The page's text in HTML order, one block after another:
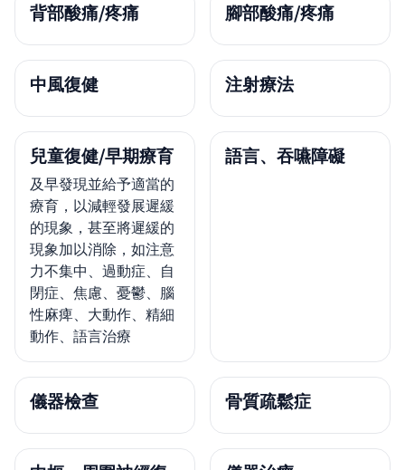
背部酸痛/疼痛 腳部酸痛/疼痛
中風復健 注射療法
兒童復健/早期療育
及早發現並給予適當的
療育，以減輕發展遲緩
的現象，甚至將遲緩的
現象加以消除，如注意
力不集中、過動症、自
閉症、焦慮、憂鬱、腦
性麻痺、大動作、精細
動作、語言治療
語言、吞嚥障礙
儀器檢查 骨質疏鬆症